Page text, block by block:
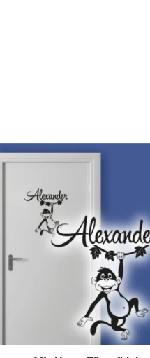
seidenmatten
Oberfläche verklebt
nach seinen Vorgaben (
E-Mail
Mobiltelefon